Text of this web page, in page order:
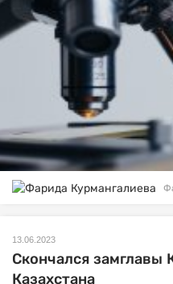
13.06.2023
Скончался замглавы
Казахстана